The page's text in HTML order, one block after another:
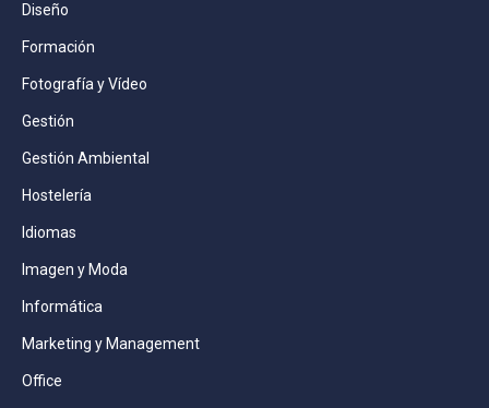
Diseño
Formación
Fotografía y Vídeo
Gestión
Gestión Ambiental
Hostelería
Idiomas
Imagen y Moda
Informática
Marketing y Management
Office